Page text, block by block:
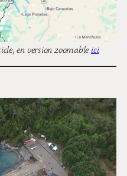
en version zoomable ici